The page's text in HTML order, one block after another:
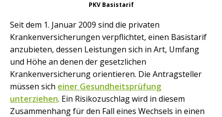
PKV Basistarif
Seit dem 1. Januar 2009 sind die privaten
Krankenversicherungen verpflichtet, einen Basistarif
anzubieten, dessen Leistungen sich in Art, Umfang
und Höhe an denen der gesetzlichen
Krankenversicherung orientieren. Die Antragsteller
müssen sich einer Gesundheitsprüfung
unterziehen. Ein Risikozuschlag wird in diesem
Zusammenhang für den Fall eines Wechsels in einen